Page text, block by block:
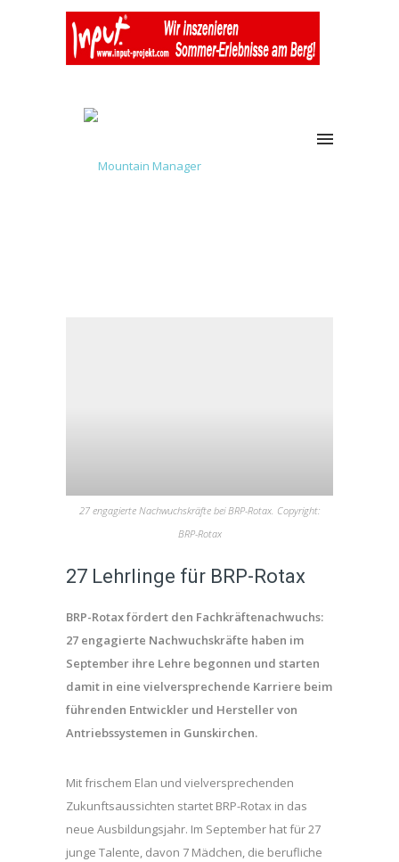
27 engagierte Nachwuchskräfte bei BRP-Rotax. Copyright:
BRP-Rotax
27 Lehrlinge für BRP-Rotax
BRP-Rotax fördert den Fachkräftenachwuchs:
27 engagierte Nachwuchskräfte haben im
September ihre Lehre begonnen und starten
damit in eine vielversprechende Karriere beim
führenden Entwickler und Hersteller von
Antriebssystemen in Gunskirchen.
Mit frischem Elan und vielversprechenden
Zukunftsaussichten startet BRP-Rotax in das
neue Ausbildungsjahr. Im September hat für 27
junge Talente, davon 7 Mädchen, die berufliche